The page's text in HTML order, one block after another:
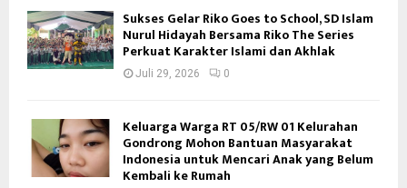
Sukses Gelar Riko Goes to School, SD Islam
Nurul Hidayah Bersama Riko The Series
Perkuat Karakter Islami dan Akhlak
Juli 29, 2026 0
Keluarga Warga RT 05/RW 01 Kelurahan
Gondrong Mohon Bantuan Masyarakat
Indonesia untuk Mencari Anak yang Belum
Kembali ke Rumah